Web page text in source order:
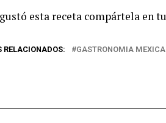
esta receta compártela en
RELACIONADOS: GASTRONOMIA